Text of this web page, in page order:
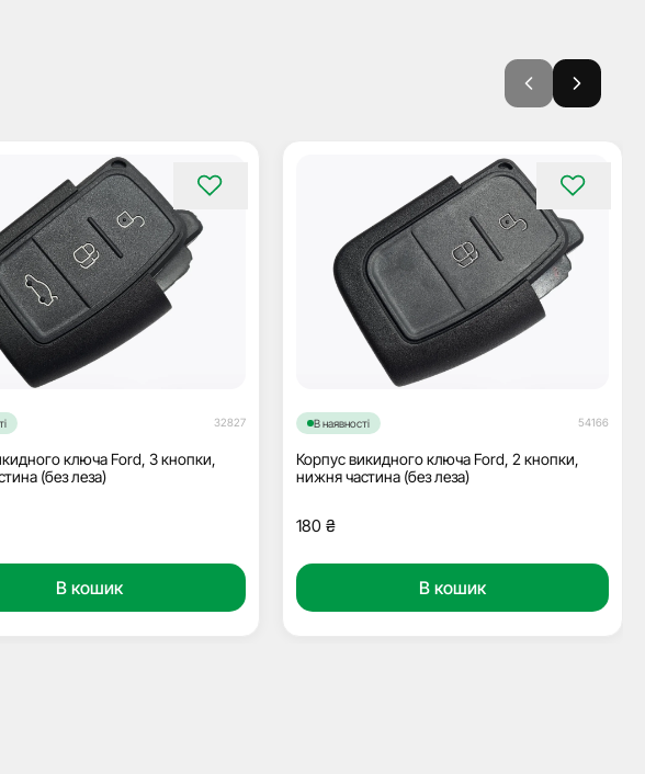
32827
ключа Ford, 3 кнопки,
(без леза)
В кошик
В наявності 54166
Корпус викидного ключа Ford, 2 кнопки,
нижня частина (без леза)
180 ₴
В кошик